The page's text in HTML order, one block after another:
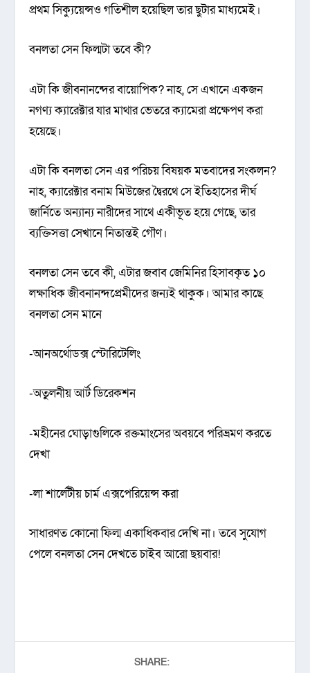
প্রথম সিক্যুয়েন্সও গতিশীল হয়েছিল তার ছুটার মাধ্যমেই।
বনলতা সেন ফিল্মটা তবে কী?
এটা কি জীবনানন্দের বায়োপিক? নাহ, সে এখানে একজন
নগণ্য ক্যারেক্টার যার মাথার ভেতরে ক্যামেরা প্রক্ষেপণ করা
হয়েছে।
এটা কি বনলতা সেন এর পরিচয় বিষয়ক মতবাদের সংকলন?
নাহ, ক্যারেক্টার বনাম মিউজের দ্বৈরথে সে ইতিহাসের দীর্ঘ
জার্নিতে অন্যান্য নারীদের সাথে একীভূত হয়ে গেছে, তার
ব্যক্তিসত্তা সেখানে নিতান্তই গৌণ।
বনলতা সেন তবে কী, এটার জবাব জেমিনির হিসাবকৃত ১০
লক্ষাধিক জীবনানন্দপ্রেমীদের জন্যই থাকুক। আমার কাছে
বনলতা সেন মানে
-আনঅর্থোডক্স স্টোরিটেলিং
-অতুলনীয় আর্ট ডিরেকশন
-মহীনের ঘোড়াগুলিকে রক্তমাংসের অবয়বে পরিভ্রমণ করতে
দেখা
-লা শার্লেটীয় চার্ম এক্সপেরিয়েন্স করা
সাধারণত কোনো ফিল্ম একাধিকবার দেখি না। তবে সুযোগ
পেলে বনলতা সেন দেখতে চাইব আরো ছয়বার!
SHARE: